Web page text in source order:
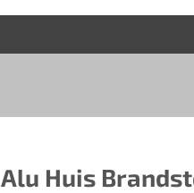
Alu Huis